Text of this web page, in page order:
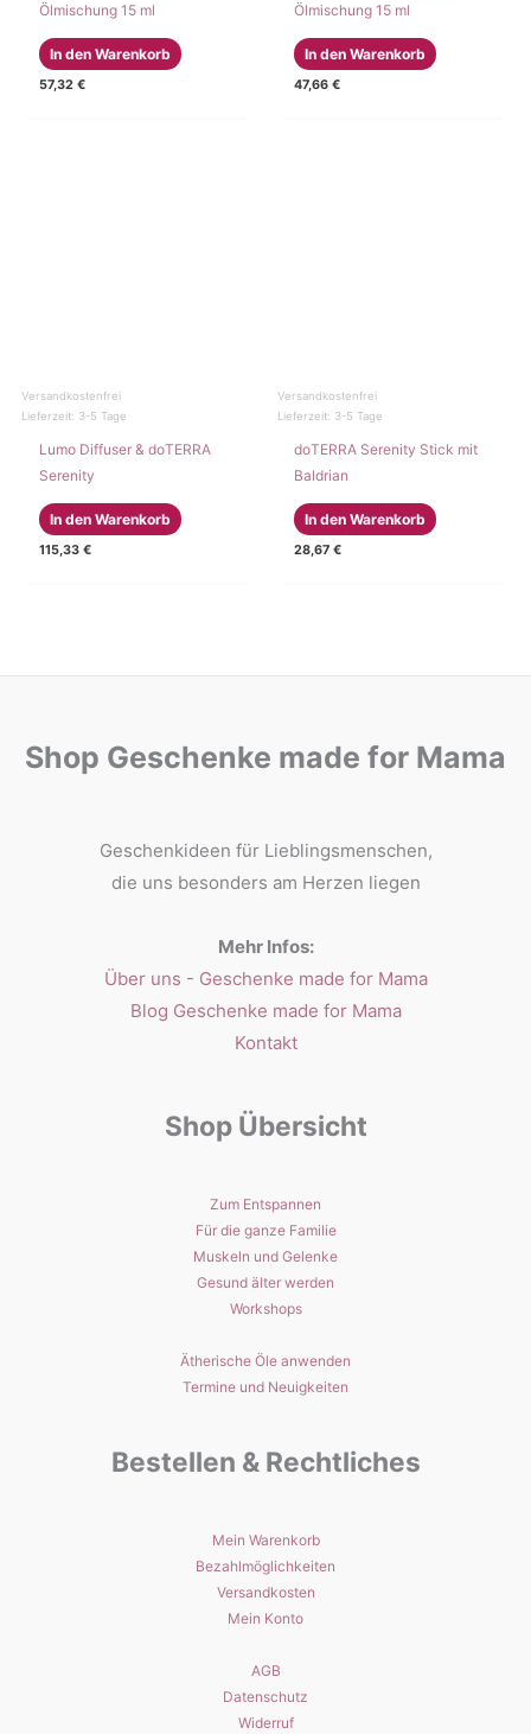
Ölmischung 15 ml
In den Warenkorb
57,32 €
Ölmischung 15 ml
In den Warenkorb
47,66€
Versandkostenfrei
Lieferzeit: 3-5 Tage
Lumo Diffuser & doTERRA
Serenity
In den Warenkorb
115,33 €
Versandkostenfrei
Lieferzeit: 3-5 Tage
doTERRA Serenity Stick mit
Baldrian
In den Warenkorb
28,67€
Shop Geschenke made for Mama
Geschenkideen für Lieblingsmenschen,
die uns besonders am Herzen liegen
Mehr Infos:
Über uns - Geschenke made for Mama
Blog Geschenke made for Mama
Kontakt
Shop Übersicht
Zum Entspannen
Für die ganze Familie
Muskeln und Gelenke
Gesund älter werden
Workshops
Ätherische Öle anwenden
Termine und Neuigkeiten
Bestellen & Rechtliches
Mein Warenkorb
Bezahlmöglichkeiten
Versandkosten
Mein Konto
AGB
Datenschutz
Widerruf